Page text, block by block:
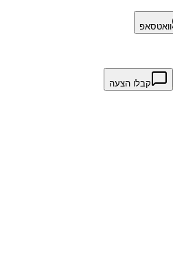
וואטסאפ
קבלו הצעה